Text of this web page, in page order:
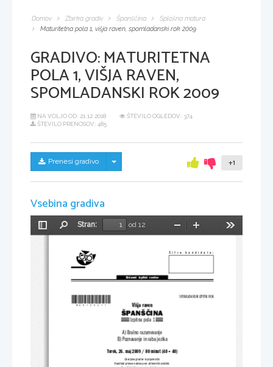
Domov Zbirka gradiv Španščina
Splošna matura
Maturitetna pola 1, višja raven, spomladanski rok 2009
GRADIVO:MATURITETNA
POLA 1, VIŠJA RAVEN,
SPOMLADANSKI ROK 2009
NA VOLJO OD: 21.12.2018
ŠTEVILO OGLEDOV: 374
ŠTEVILO PRENOSOV: 485
Prenesi gradivo Skrij/prikaži meni +1
Vsebina gradiva
Preklopi
Stran:
od 12
Pomanjšaj
Izpitna pola 1
A) Bralno razumevanje
B) Poznavanje in raba jezika
*M09128211*
Dovoljeno gradivo in pripomočki:
Kandidat prinese nalivno pero ali kemični svinčnik.
ŠPANŠČINA
SPOMLADANSKI IZPITNI ROK
Torek, 26. maj 2009 / 80 minut (40 + 40)
Višja raven
Državni  izpitni  center
Šifra  kandidata: